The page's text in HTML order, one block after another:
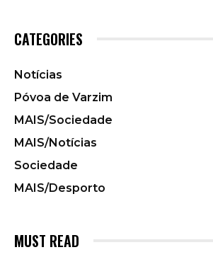
CATEGORIES
Notícias
Póvoa de Varzim
MAIS/Sociedade
MAIS/Notícias
Sociedade
MAIS/Desporto
MUST READ